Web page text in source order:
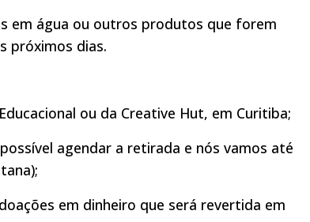
em água ou outros produtos que forem
próximos dias.
ou da Creative Hut, em Curitiba;
agendar a retirada e nós vamos até
em dinheiro que será revertida em